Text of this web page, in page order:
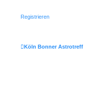
Registrieren
Köln Bonner Astrotreff